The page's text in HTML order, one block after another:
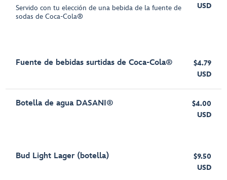
Servido con tu elección de una bebida de la fuente de
sodas de Coca-Cola®
USD
Fuente de bebidas surtidas de Coca-Cola®
$4.79
USD
Botella de agua DASANI®
$4.00
USD
Bud Light Lager (botella)
$9.50
USD